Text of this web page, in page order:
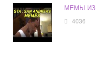
МЕМЫ ИЗ
4036